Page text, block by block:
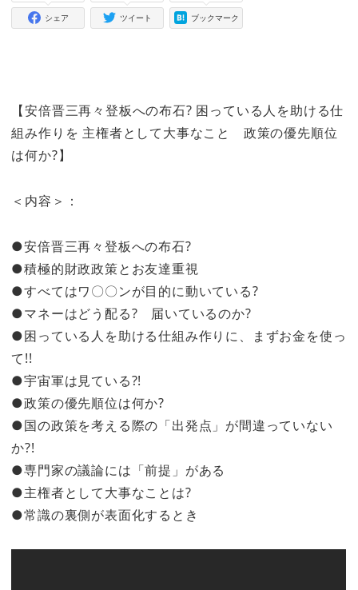
シェア ツイート ブックマーク
【安倍晋三再々登板への布石? 困っている人を助ける仕
組み作りを 主権者として大事なこと 政策の優先順位
は何か?】
＜内容＞：
●安倍晋三再々登板への布石?
●積極的財政政策とお友達重視
●すべてはワ〇〇ンが目的に動いている?
●マネーはどう配る? 届いているのか?
●困っている人を助ける仕組み作りに、まずお金を使っ
て!!
●宇宙軍は見ている?!
●政策の優先順位は何か?
●国の政策を考える際の「出発点」が間違っていない
か?!
●専門家の議論には「前提」がある
●主権者として大事なことは?
●常識の裏側が表面化するとき